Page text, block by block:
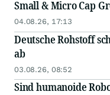
Small & Micro Cap
04.08.26, 17:13
Deutsche Rohstoff
ab
03.08.26, 08:52
Sind humanoide